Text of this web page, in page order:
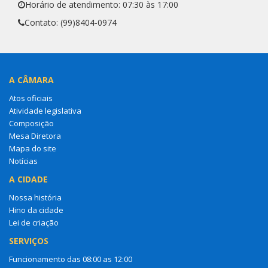
Horário de atendimento: 07:30 às 17:00
Contato: (99)8404-0974
A CÂMARA
Atos oficiais
Atividade legislativa
Composição
Mesa Diretora
Mapa do site
Notícias
A CIDADE
Nossa história
Hino da cidade
Lei de criação
SERVIÇOS
Funcionamento das 08:00 as 12:00